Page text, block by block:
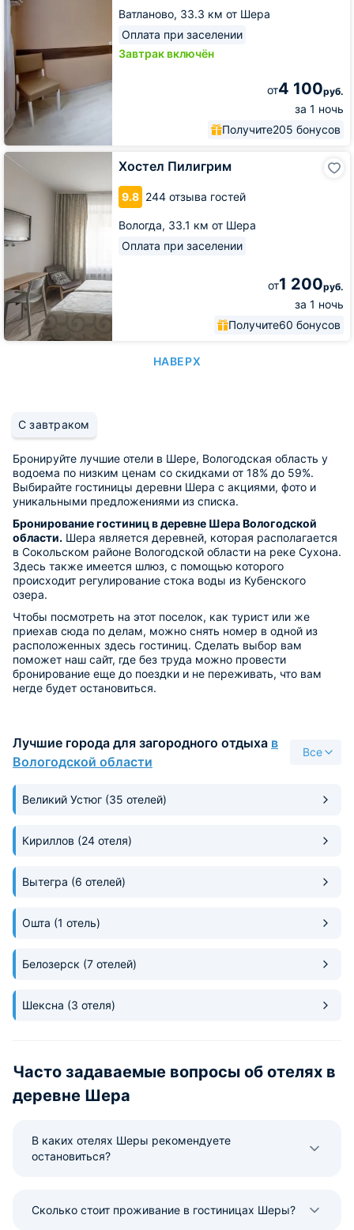
Ватланово, 33.3 км от Шера
Оплата при заселении
Завтрак включён
от4 100руб.
за 1 ночь
Получите205 бонусов
Хостел Пилигрим
9.8 244 отзыва гостей
Вологда, 33.1 км от Шера
Оплата при заселении
от1 200руб.
за 1 ночь
Получите60 бонусов
Хостел
НАВЕРХ
С завтраком
Бронируйте лучшие отели в Шере, Вологодская область у
водоема по низким ценам со скидками от 18% до 59%.
Выбирайте гостиницы деревни Шера с акциями, фото и
уникальными предложениями из списка.
Бронирование гостиниц в деревне Шера Вологодской
области. Шера является деревней, которая располагается
в Сокольском районе Вологодской области на реке Сухона.
Здесь также имеется шлюз, с помощью которого
происходит регулирование стока воды из Кубенского
озера.
Чтобы посмотреть на этот поселок, как турист или же
приехав сюда по делам, можно снять номер в одной из
расположенных здесь гостиниц. Сделать выбор вам
поможет наш сайт, где без труда можно провести
бронирование еще до поездки и не переживать, что вам
негде будет остановиться.
Лучшие города для загородного отдыха в
Вологодской области
Все
Великий Устюг (35 отелей)
Кириллов (24 отеля)
Вытегра (6 отелей)
Ошта (1 отель)
Белозерск (7 отелей)
Шексна (3 отеля)
Часто задаваемые вопросы об отелях в
деревне Шера
В каких отелях Шеры рекомендуете
остановиться?
Сколько стоит проживание в гостиницах Шеры?